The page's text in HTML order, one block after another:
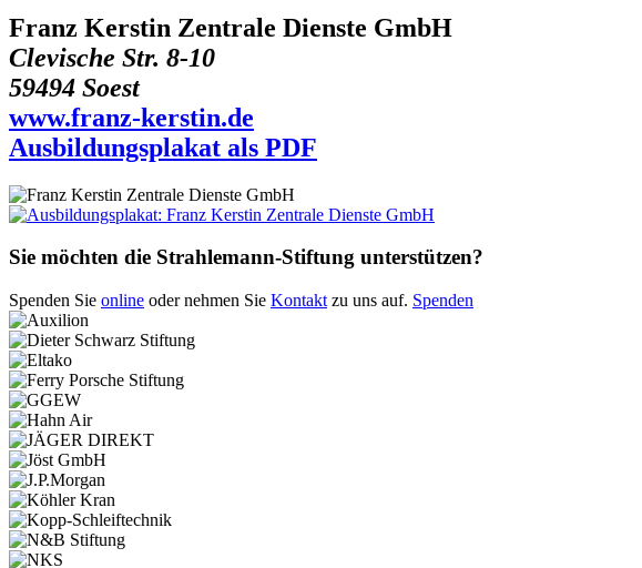
Franz Kerstin Zentrale Dienste GmbH
Clevische Str. 8-10
59494 Soest
www.franz-kerstin.de
Ausbildungsplakat als PDF
Sie möchten die Strahlemann-Stiftung unterstützen?
Spenden Sie online oder nehmen Sie Kontakt zu uns auf. Spenden